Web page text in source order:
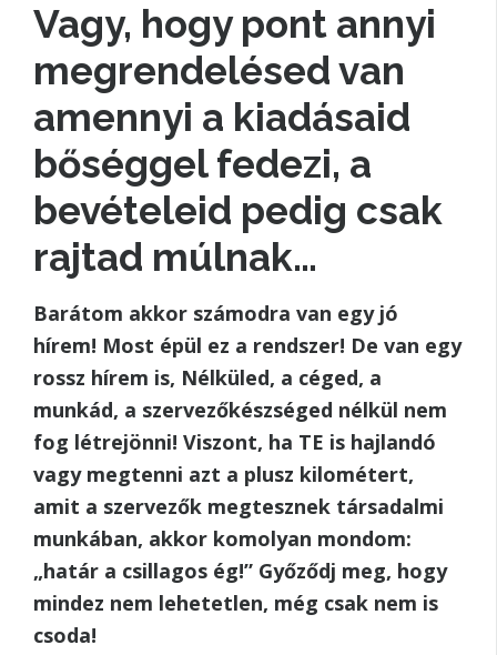
Vagy, hogy pont annyi
megrendelésed van
amennyi a kiadásaid
bőséggel fedezi, a
bevételeid pedig csak
rajtad múlnak…
Barátom akkor számodra van egy jó
hírem! Most épül ez a rendszer! De van egy
rossz hírem is, Nélküled, a céged, a
munkád, a szervezőkészséged nélkül nem
fog létrejönni! Viszont, ha TE is hajlandó
vagy megtenni azt a plusz kilométert,
amit a szervezők megtesznek társadalmi
munkában, akkor komolyan mondom:
„határ a csillagos ég!” Győződj meg, hogy
mindez nem lehetetlen, még csak nem is
csoda!